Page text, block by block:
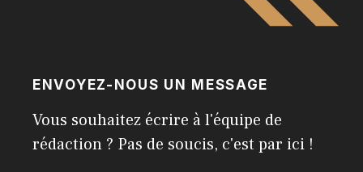
ENVOYEZ-NOUS UN MESSAGE
Vous souhaitez écrire à l'équipe de
rédaction ? Pas de soucis, c'est par ici !